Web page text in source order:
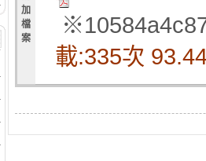
加
檔
案
載:335次